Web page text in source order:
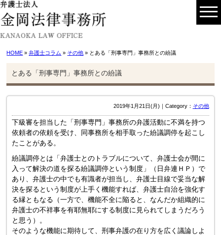
HOME »弁護士コラム » その他 » とある「刑事専門」事務所との紛議
とある「刑事専門」事務所との紛議
2019年1月21日(月)｜Category： その他
下級審を担当した「刑事専門」事務所の弁護活動に不満を持つ
依頼者の依頼を受け、同事務所を相手取った紛議調停を起こし
たことがある。
紛議調停とは「弁護士とのトラブルについて、弁護士会が間に
入って解決の道を探る紛議調停という制度」（日弁連ＨＰ）で
あり、弁護士の中でも有識者が担当し、弁護士目線で妥当な解
決を探るという制度が上手く機能すれば、弁護士自治を強化す
る縁ともなる（一方で、機能不全に陥ると、なんだか組織的に
弁護士の不祥事を有耶無耶にする制度に見られてしまうだろう
と思う）。
そのような機能に期待して、刑事弁護の在り方を広く議論しよ